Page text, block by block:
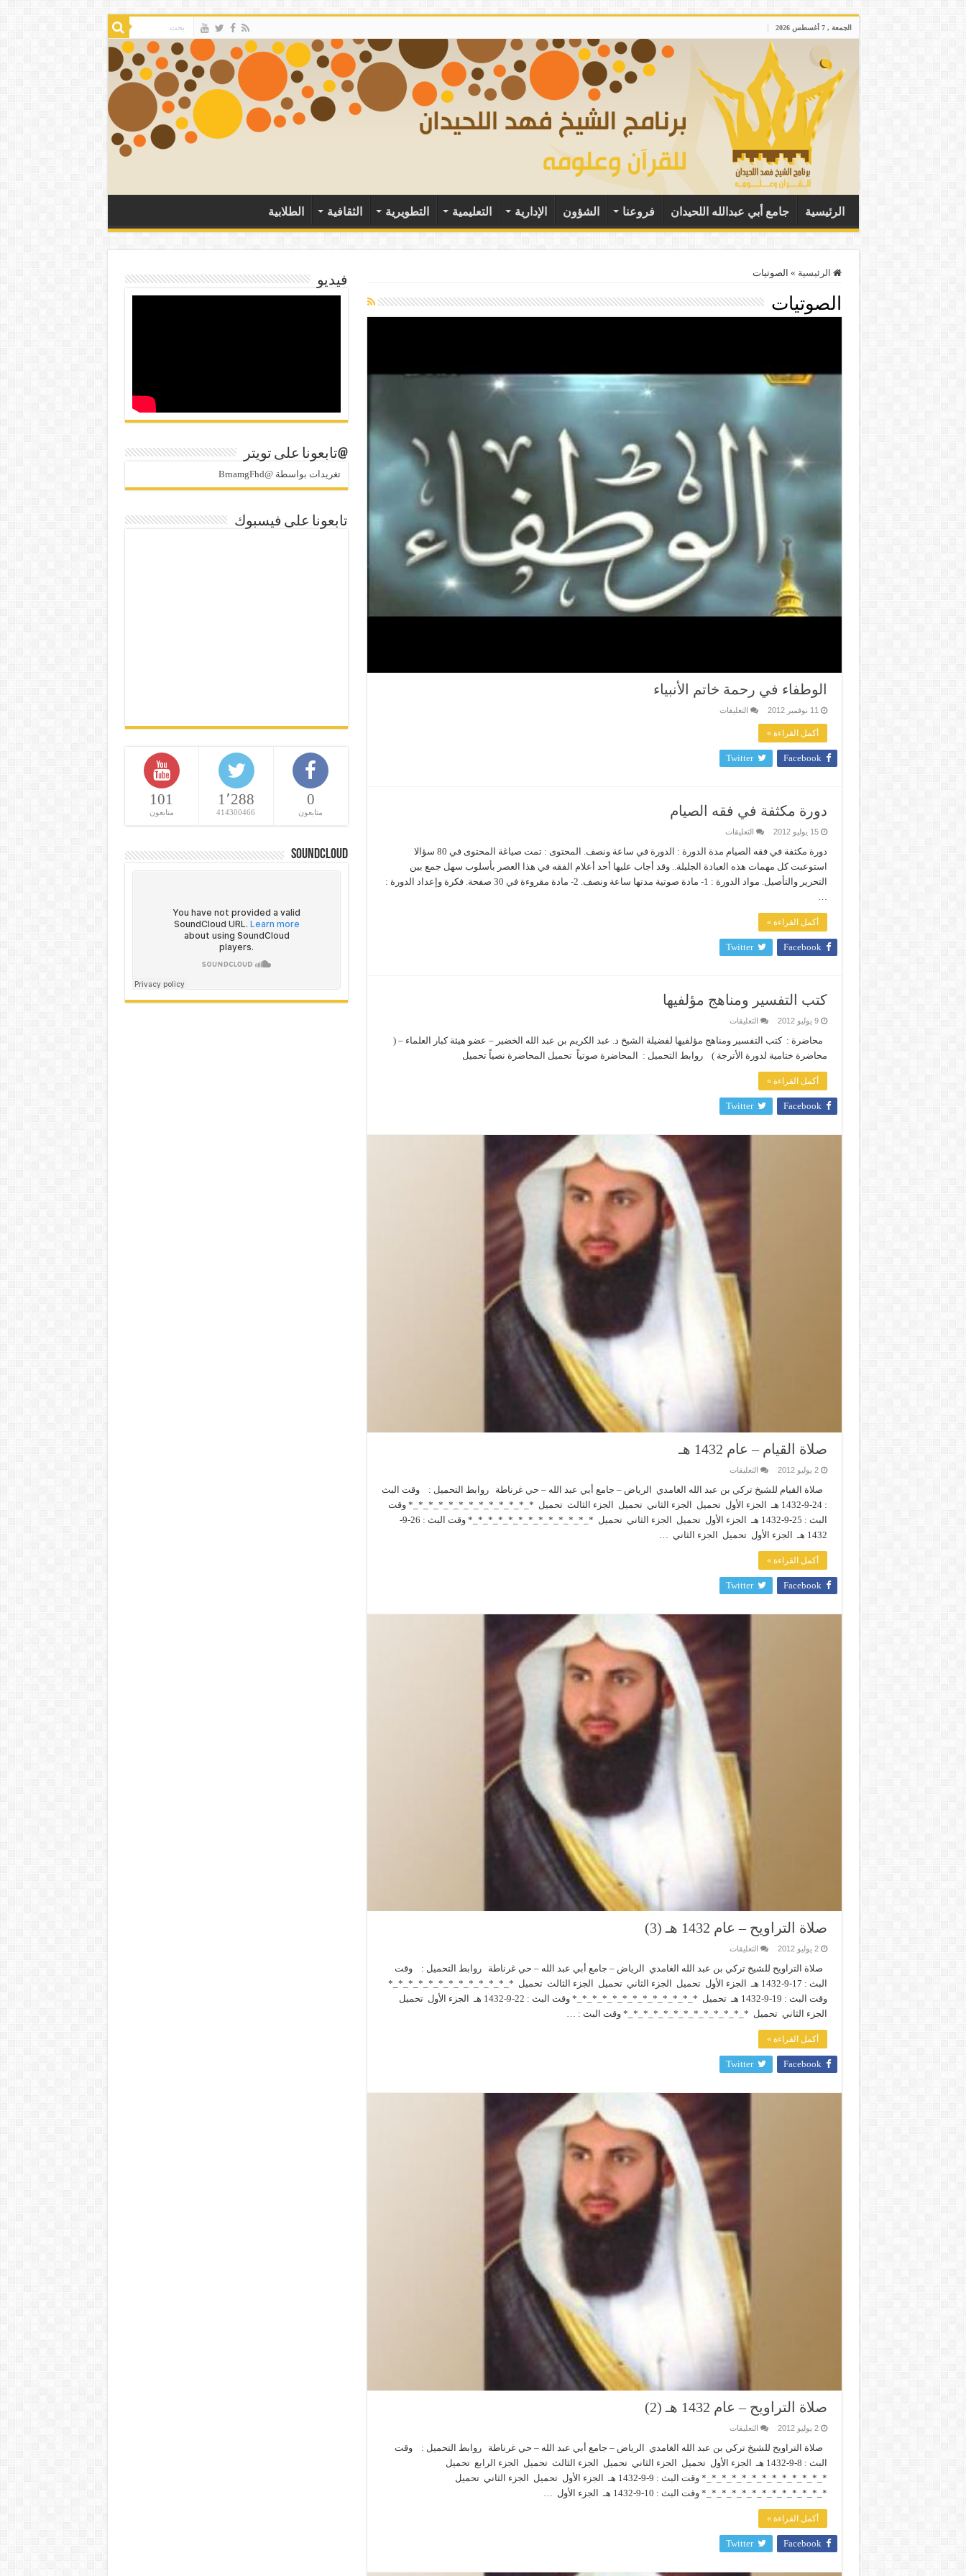
الجمعة , 7 أغسطس 2026
الرئيسية جامع أبي عبدالله اللحيدان فروعنا الشؤون الإدارية التعليمية التطويرية الثقافية الطلابية
الرئيسية » الصوتيات
الصوتيات
الوطفاء في رحمة خاتم الأنبياء
11 نوفمبر 2012 التعليقات
أكمل القراءة »
Facebook
Twitter
دورة مكثفة في فقه الصيام
15 يوليو 2012 التعليقات
مكثفة
فقه
الصيام
مغلقة
دورة مكثفة في فقه الصيام مدة الدورة : الدورة في ساعة ونصف. المحتوى : تمت صياغة المحتوى في 80 سؤالا
استوعبت كل مهمات هذه العبادة الجليلة.. وقد أجاب عليها أحد أعلام الفقه في هذا العصر بأسلوب سهل جمع بين
التحرير والتأصيل. مواد الدورة : 1- مادة صوتية مدتها ساعة ونصف. 2- مادة مقروءة في 30 صفحة. فكرة وإعداد الدورة :
…
أكمل القراءة »
Facebook
Twitter
كتب التفسير ومناهج مؤلفيها
9 يوليو 2012 التعليقات
التفسير
ومناهج
مؤلفيها
محاضرة : كتب التفسير ومناهج مؤلفيها لفضيلة الشيخ د. عبد الكريم بن عبد الله الخضير – عضو هيئة كبار العلماء – (
محاضرة ختامية لدورة الأترجة ) روابط التحميل : المحاضرة صوتياً تحميل المحاضرة نصياً تحميل
أكمل القراءة »
Facebook
Twitter
صلاة القيام – عام 1432 هـ
2 يوليو 2012 التعليقات
القيام
–
عام
1432
هـ
مغلقة
صلاة القيام للشيخ تركي بن عبد الله الغامدي الرياض – جامع أبي عبد الله – حي غرناطة روابط التحميل : وقت البث
: 24-9-1432 هـ الجزء الأول تحميل الجزء الثاني تحميل الجزء الثالث تحميل *_*_*_*_*_*_*_*_*_*_*_*_* وقت
البث : 25-9-1432 هـ الجزء الأول تحميل الجزء الثاني تحميل *_*_*_*_*_*_*_*_*_*_*_*_* وقت البث : 26-9-
1432 هـ الجزء الأول تحميل الجزء الثاني …
أكمل القراءة »
Facebook
Twitter
صلاة التراويح – عام 1432 هـ (3)
2 يوليو 2012 التعليقات
التراويح
–
عام
هـ
مغلقة
صلاة التراويح للشيخ تركي بن عبد الله الغامدي الرياض – جامع أبي عبد الله – حي غرناطة روابط التحميل : وقت
البث : 17-9-1432 هـ الجزء الأول تحميل الجزء الثاني تحميل الجزء الثالث تحميل *_*_*_*_*_*_*_*_*_*_*_*_*
وقت البث : 19-9-1432 هـ تحميل *_*_*_*_*_*_*_*_*_*_*_*_* وقت البث : 22-9-1432 هـ الجزء الأول تحميل
الجزء الثاني تحميل *_*_*_*_*_*_*_*_*_*_*_*_* وقت البث : …
أكمل القراءة »
Facebook
Twitter
صلاة التراويح – عام 1432 هـ (2)
2 يوليو 2012 التعليقات
التراويح
–
عام
1432
هـ
(2)
مغلقة
صلاة التراويح للشيخ تركي بن عبد الله الغامدي الرياض – جامع أبي عبد الله – حي غرناطة روابط التحميل : وقت
البث : 8-9-1432 هـ الجزء الأول تحميل الجزء الثاني تحميل الجزء الثالث تحميل الجزء الرابع تحميل
*_*_*_*_*_*_*_*_*_*_*_*_* وقت البث : 9-9-1432 هـ الجزء الأول تحميل الجزء الثاني تحميل
*_*_*_*_*_*_*_*_*_*_*_*_* وقت البث : 10-9-1432 هـ الجزء الأول …
أكمل القراءة »
Facebook
Twitter
فيديو
@تابعونا على تويتر
تغريدات بواسطة @BrnamgFhd
تابعونا على فيسبوك
0
متابعون
1٬288
414300466
101
متابعون
SoundCloud